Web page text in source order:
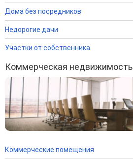
Дома без посредников
Недорогие дачи
Участки от собственника
Коммерческая недвижимость
Коммерческие помещения